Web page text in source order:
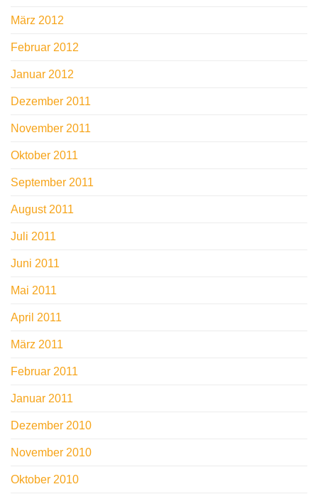
März 2012
Februar 2012
Januar 2012
Dezember 2011
November 2011
Oktober 2011
September 2011
August 2011
Juli 2011
Juni 2011
Mai 2011
April 2011
März 2011
Februar 2011
Januar 2011
Dezember 2010
November 2010
Oktober 2010